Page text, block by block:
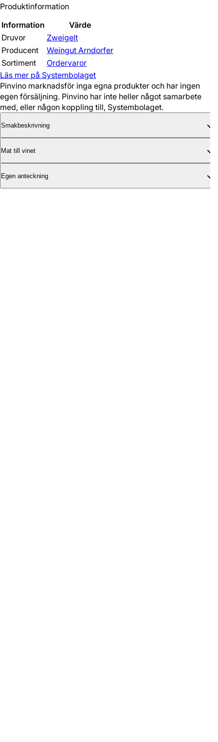
Produktinformation
Information
Värde
Druvor
Zweigelt
Producent
Weingut Arndorfer
Sortiment
Ordervaror
Läs mer på Systembolaget
Pinvino marknadsför inga egna produkter och har ingen
egen försäljning. Pinvino har inte heller något samarbete
med, eller någon koppling till, Systembolaget.
Smakbeskrivning
Mat till vinet
Egen anteckning